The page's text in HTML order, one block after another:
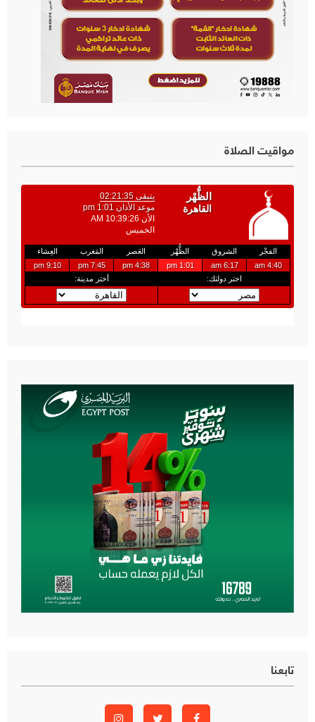
مواقيت الصلاة
تابعنا